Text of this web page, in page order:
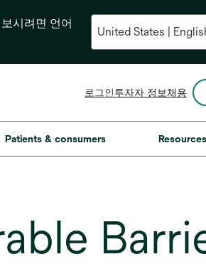
시려면 언어
로그인투자자 정보새
에
서
채용
Patients & consumers Resources